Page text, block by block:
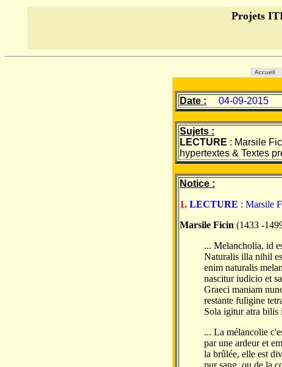
Projets
Accueil
Date : 04-09-2015
Sujets :
LECTURE : Marsile
hypertextes & Textes
Notice :
1. LECTURE : Marsile
Marsile Ficin (1433 -
... Melancholia, id
Naturalis illa nihil
enim naturalis
nascitur iudicio et
Graeci maniam
restante fuligine
Sola igitur atra bilis
... La mélancolie
par une ardeur et
la brûlée, elle est
pur sang, ou de la